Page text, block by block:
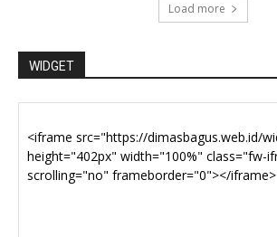
Load more
WIDGET